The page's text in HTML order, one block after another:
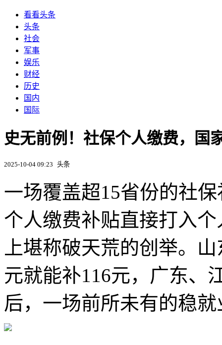
看看头条
头条
社会
军事
娱乐
财经
历史
国内
国际
史无前例！社保个人缴费，国
2025-10-04 09:23 头条
一场覆盖超15省份的社
个人缴费补贴直接打入
上堪称破天荒的创举。
元就能补116元，广东、
后，一场前所未有的稳